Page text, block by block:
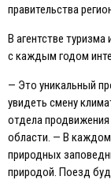
правительства
В агентстве
с каждым годом
— Это уникальный
увидеть смену
отдела
области. — В каждом
природных
природой. Поезд